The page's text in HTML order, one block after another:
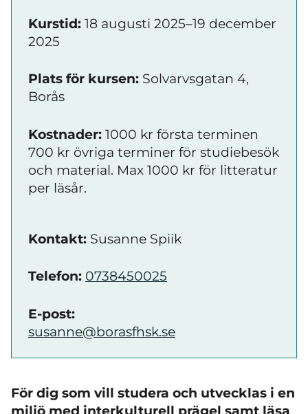
Kurstid: 18 augusti 2025–19 december
2025
Plats för kursen: Solvarvsgatan 4,
Borås
Kostnader: 1000 kr första terminen
700 kr övriga terminer för studiebesök
och material. Max 1000 kr för litteratur
per läsår.
Kontakt: Susanne Spiik
Telefon: 0738450025
E-post:
susanne@borasfhsk.se
För dig som vill studera och utvecklas i en
miljö med interkulturell prägel samt läsa